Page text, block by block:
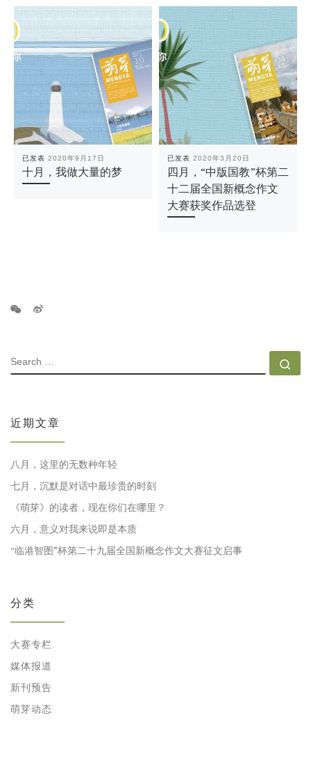
已发表 2020年9月17日
十月，我做大量的梦
已发表 2020年3月20日
四月，“中版国教”杯第二
十二届全国新概念作文
大赛获奖作品选登
SEARCH
近期文章
八月，这里的无数种年轻
七月，沉默是对话中最珍贵的时刻
《萌芽》的读者，现在你们在哪里？
六月，意义对我来说即是本质
“临港智图”杯第二十九届全国新概念作文大赛征文启事
分类
大赛专栏
媒体报道
新刊预告
萌芽动态